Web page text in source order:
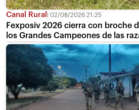
Canal Rural 02/08/2026 21:25
Fexposiv 2026 cierra con broche
los Grandes Campeones de las